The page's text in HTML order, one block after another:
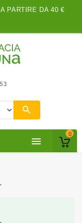
PARTIRE DA 40 €
0
